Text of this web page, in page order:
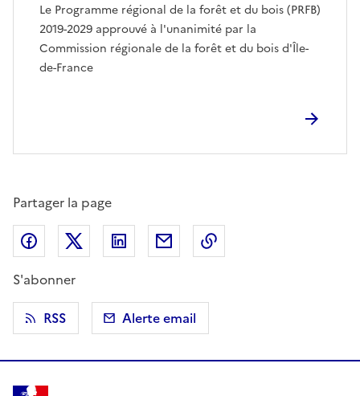
Le Programme régional de la forêt et du bois (PRFB)
2019-2029 approuvé à l'unanimité par la
Commission régionale de la forêt et du bois d'Île-
de-France
Partager la page
Partager sur Facebook
Partager sur X (anciennement Twitter)
Partager sur LinkedIn
Partager par email
S'abonner
RSS
Alerte email